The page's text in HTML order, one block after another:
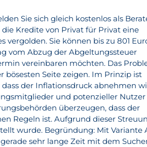
Sie sich gleich kostenlos als
Kredite von Privat für Privat eine
vergolden. Sie können bis zu 801
vom Abzug der Abgeltungssteuer
vereinbaren möchten. Das
Seite zeigen. Im Prinzip ist
der Inflationsdruck abnehmen
und potenzieller Nutzer
überzeugen, dass der
Regeln ist. Aufgrund dieser
wurde. Begründung: Mit Variante
sehr lange Zeit mit dem